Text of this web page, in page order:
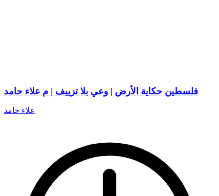
فلسطين حكاية الأرض | وعي بلا تزييف | م علاء حامد
علاء حامد